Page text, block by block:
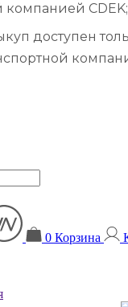
компанией CDEK;
доступен
0 Корзина